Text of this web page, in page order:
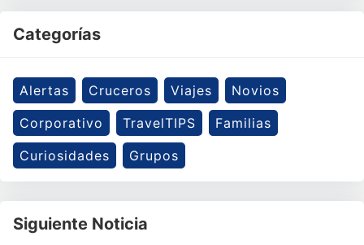
Categorías
Alertas Cruceros Viajes
Novios
Corporativo
TravelTIPS
Familias
Curiosidades
Grupos
Siguiente Noticia